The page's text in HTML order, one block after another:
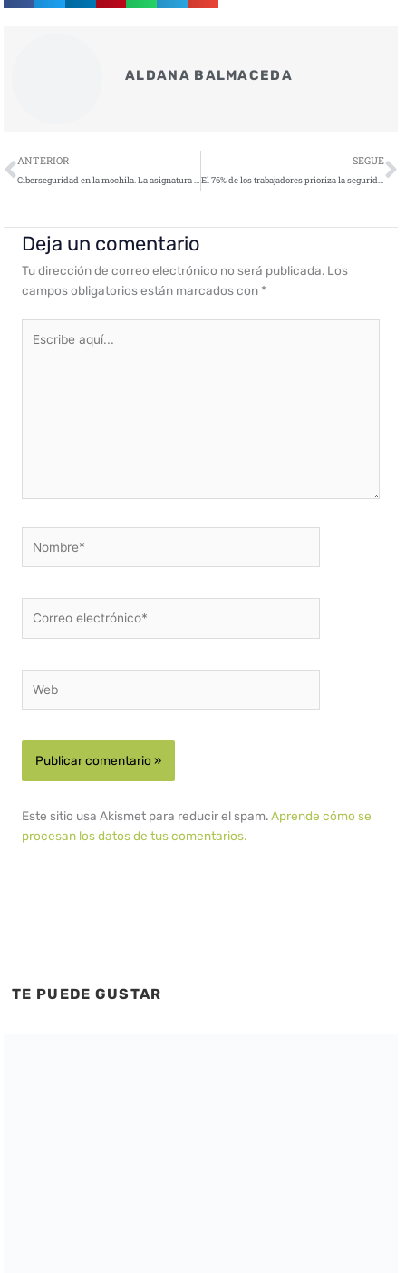
ALDANA BALMACEDA
Ant
ANTERIOR
Ciberseguridad en la mochila. La asignatura pendiente en la vuelta al cole
SEGUE
El 76% de los trabajadores prioriza la seguridad en sus desplazamientos corporativos
Deja un comentario
Tu dirección de correo electrónico no será publicada. Los
campos obligatorios están marcados con *
aquí...
electrónico*
Este sitio usa Akismet para reducir el spam.Aprende cómo se
procesan los datos de tus comentarios.
TE PUEDE GUSTAR